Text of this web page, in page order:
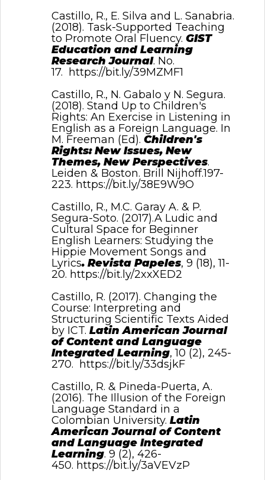
Castillo, R., E. Silva and L. Sanabria.
(2018). Task-Supported Teaching
to Promote Oral Fluency. GIST
Education and Learning
Research Journal. No.
17.
https://bit.ly/39MZMF1
Castillo, R., N. Gabalo y N. Segura.
(2018). Stand Up to Children's
Rights: An Exercise in Listening in
English as a Foreign Language. In
M. Freeman (Ed). Children's
Rights: New Issues, New
Themes, New Perspectives.
Leiden & Boston. Brill Nijhoff.197-
223. https://bit.ly/38E9W9O
Castillo, R., M.C. Garay A. & P.
Segura-Soto. (2017).A Ludic and
Cultural Space for Beginner
English Learners: Studying the
Hippie Movement Songs and
Lyrics. Revista Papeles, 9 (18), 11-
20. https://bit.ly/2xxXED2
Castillo, R. (2017). Changing the
Course: Interpreting and
Structuring Scientific Texts Aided
by ICT. Latin American Journal
of Content and Language
Integrated Learning, 10 (2), 245-
270.
https://bit.ly/33dsjkF
Castillo, R. & Pineda-Puerta, A.
(2016). The Illusion of the Foreign
Language Standard in a
Colombian University. Latin
American Journal of Content
and Language Integrated
Learning. 9 (2), 426-
450. https://bit.ly/3aVEVzP